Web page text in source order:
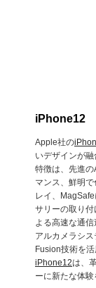
iPhone12
Apple社の
いデザインが
特徴は、先進
マンス、鮮明
レイ、
サリーの取り
よる高速な通
アルカメラシ
Fusion技術を
iPhone12は、
ーに新たな体験